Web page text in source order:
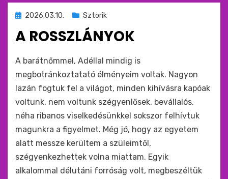
Beküldve
:
2026.03.10. Sztorik
A ROSSZLÁNYOK
monkey
A barátnőmmel, Adéllal mindig is
megbotránkoztatató élményeim voltak. Nagyon
lazán fogtuk fel a világot, minden kihívásra kapóak
voltunk, nem voltunk szégyenlősek, bevállalós,
néha ribanos viselkedésünkkel sokszor felhívtuk
magunkra a figyelmet. Még jó, hogy az egyetem
alatt messze kerültem a szüleimtől,
szégyenkezhettek volna miattam. Egyik
alkalommal délutáni forróság volt, megbeszéltük